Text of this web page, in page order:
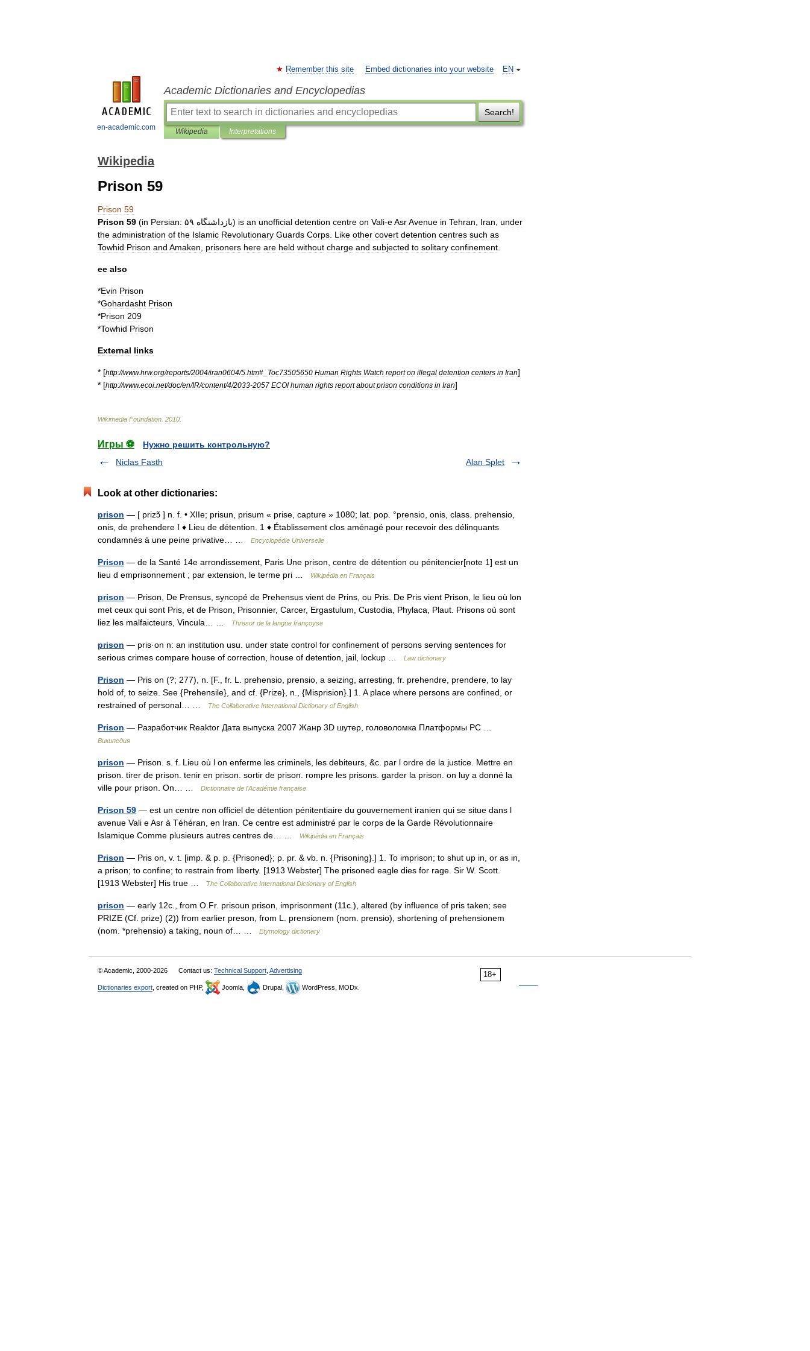
en-academic.com
EN
Remember this site Embed dictionaries into your website
Academic Dictionaries and Encyclopedias
Search!
Wikipedia Interpretations
Wikipedia
Prison 59
Prison 59
Prison 59 (in Persian: بازداشتگاه ۵۹ ) is an unofficial detention centre on Vali-eAsrAvenue in Tehran Iran under
the administration of the Islamic Revolutionary Guards Corps Like other covert detention centres such as
Towhid Prison and Amaken prisoners here are held without charge and subjected to solitary confinement
ee also
*Evin Prison
*Gohardasht Prison
*Prison 209
*Towhid Prison
External links
* [http://www.hrw.org/reports/2004/iran0604/5 htm#_ Toc73505650 Human Rights Watch report on illegal detention centers in Iran]
* [http://www.ecoi net/doc/en/IR/content/4/2033-2057 ECOI human rights report about prison conditions in Iran]
Wikimedia Foundation 2010
Игры ⚽
Нужно решить контрольную?
Niclas Fasth
Alan Splet
Look at other dictionaries:
prison — [ prizɔ̃ ] n. f. • XIIe; prisun, prisum « prise, capture » 1080; lat. pop. °prensio, onis, class. prehensio,
onis, de prehendere I ♦ Lieu de détention. 1 ♦ Établissement clos aménagé pour recevoir des délinquants
condamnés à une peine privative… …
Encyclopédie Universelle
Prison — de la Santé 14e arrondissement, Paris Une prison, centre de détention ou pénitencier[note 1] est un
lieu d emprisonnement ; par extension, le terme pri …
Wikipédia en Français
prison — Prison, De Prensus, syncopé de Prehensus vient de Prins, ou Pris. De Pris vient Prison, le lieu où lon
met ceux qui sont Pris, et de Prison, Prisonnier, Carcer, Ergastulum, Custodia, Phylaca, Plaut. Prisons où sont
liez les malfaicteurs, Vincula… …
Thresor de la langue françoyse
prison — pris·on n: an institution usu. under state control for confinement of persons serving sentences for
serious crimes compare house of correction, house of detention, jail, lockup …
Law dictionary
Prison — Pris on (?; 277), n. [F., fr. L. prehensio, prensio, a seizing, arresting, fr. prehendre, prendere, to lay
hold of, to seize. See {Prehensile}, and cf. {Prize}, n., {Misprision}.] 1. A place where persons are confined, or
restrained of personal… …
The Collaborative International Dictionary of English
Prison — Разработчик Reaktor Дата выпуска 2007 Жанр 3D шутер, головоломка Платформы PC …
Википедия
prison — Prison. s. f. Lieu où l on enferme les criminels, les debiteurs, &c. par l ordre de la justice. Mettre en
prison. tirer de prison. tenir en prison. sortir de prison. rompre les prisons. garder la prison. on luy a donné la
ville pour prison. On… …
Dictionnaire de l'Académie française
Prison 59 — est un centre non officiel de détention pénitentiaire du gouvernement iranien qui se situe dans l
avenue Vali e Asr à Téhéran, en Iran. Ce centre est administré par le corps de la Garde Révolutionnaire
Islamique Comme plusieurs autres centres de… …
Wikipédia en Français
Prison — Pris on, v. t. [imp. & p. p. {Prisoned}; p. pr. & vb. n. {Prisoning}.] 1. To imprison; to shut up in, or as in,
a prison; to confine; to restrain from liberty. [1913 Webster] The prisoned eagle dies for rage. Sir W. Scott.
[1913 Webster] His true …
The Collaborative International Dictionary of English
prison — early 12c., from O.Fr. prisoun prison, imprisonment (11c.), altered (by influence of pris taken; see
PRIZE (Cf. prize) (2)) from earlier preson, from L. prensionem (nom. prensio), shortening of prehensionem
(nom. *prehensio) a taking, noun of… …
Etymology dictionary
18+
© Academic, 2000-2026 Contact us: Technical Support Advertising
Dictionaries export , created on PHP, Joomla, Drupal, WordPress, MODx.